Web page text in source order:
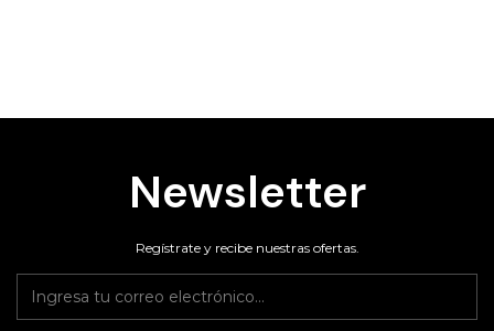
Newsletter
Regístrate y recibe nuestras ofertas.